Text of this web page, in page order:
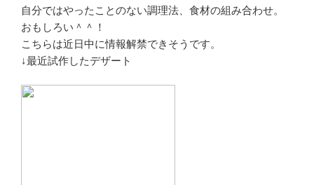
自分ではやったことのない調理法、食材の組み合わせ。
おもしろい＾＾！
こちらは近日中に情報解禁できそうです。
↓最近試作したデザート